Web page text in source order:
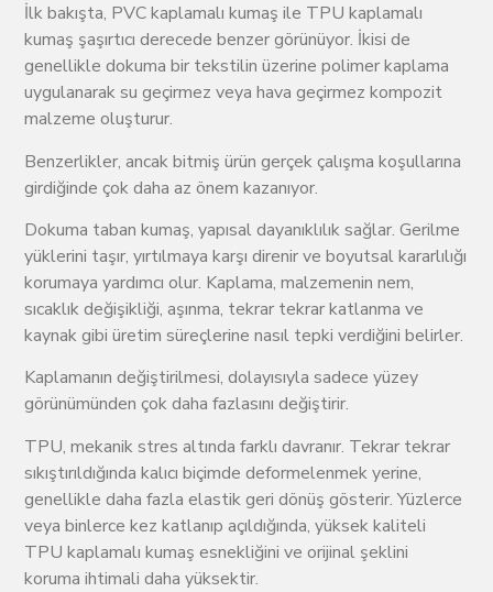
İlk bakışta, PVC kaplamalı kumaş ile TPU kaplamalı
kumaş şaşırtıcı derecede benzer görünüyor. İkisi de
genellikle dokuma bir tekstilin üzerine polimer kaplama
uygulanarak su geçirmez veya hava geçirmez kompozit
malzeme oluşturur.
Benzerlikler, ancak bitmiş ürün gerçek çalışma koşullarına
girdiğinde çok daha az önem kazanıyor.
Dokuma taban kumaş, yapısal dayanıklılık sağlar. Gerilme
yüklerini taşır, yırtılmaya karşı direnir ve boyutsal kararlılığı
korumaya yardımcı olur. Kaplama, malzemenin nem,
sıcaklık değişikliği, aşınma, tekrar tekrar katlanma ve
kaynak gibi üretim süreçlerine nasıl tepki verdiğini belirler.
Kaplamanın değiştirilmesi, dolayısıyla sadece yüzey
görünümünden çok daha fazlasını değiştirir.
TPU, mekanik stres altında farklı davranır. Tekrar tekrar
sıkıştırıldığında kalıcı biçimde deformelenmek yerine,
genellikle daha fazla elastik geri dönüş gösterir. Yüzlerce
veya binlerce kez katlanıp açıldığında, yüksek kaliteli
TPU kaplamalı kumaş esnekliğini ve orijinal şeklini
koruma ihtimali daha yüksektir.